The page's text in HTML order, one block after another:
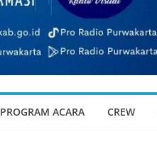
PROGRAM ACARA CREW